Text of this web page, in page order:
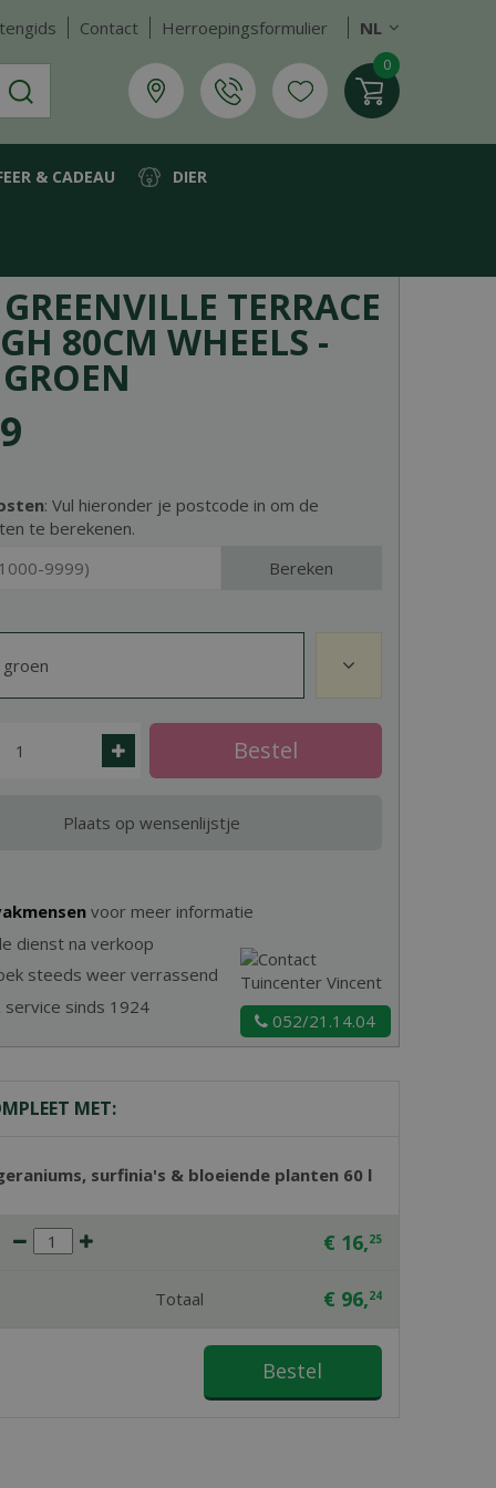
Contact Herroepingsformulier NL
& CADEAU DIER
TERRACE
80CM WHEELS -
: Vul hieronder je postcode in om de
te berekenen.
Bereken
voor meer informatie
dienst na verkoop
steeds weer verrassend
sinds 1924
052/21.14.04
MET:
surfinia's & bloeiende planten 60 l
€ 16,25
Totaal € 96,24